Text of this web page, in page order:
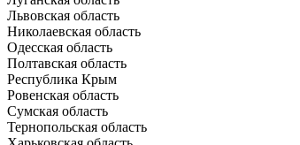
Львовская область
Николаевская область
Одесская область
Полтавская область
Республика Крым
Ровенская область
Сумская область
Тернопольская область